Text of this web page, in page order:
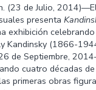
(23 de Julio,
presenta
exhibición
Kandinsky (1866-
de Septiembre,
cuatro décadas
primeras obras